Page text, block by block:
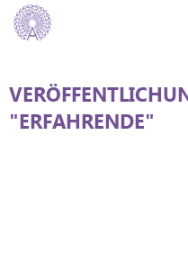
"ERFAHRENDE"